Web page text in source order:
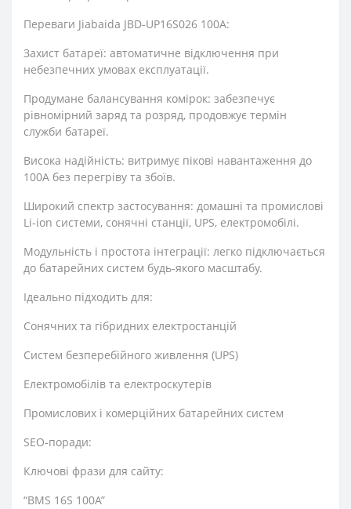
Переваги Jiabaida JBD-UP16S026 100A:
Захист батареї: автоматичне відключення при
небезпечних умовах експлуатації.
Продумане балансування комірок: забезпечує
рівномірний заряд та розряд, продовжує термін
служби батареї.
Висока надійність: витримує пікові навантаження до
100A без перегріву та збоїв.
Широкий спектр застосування: домашні та промислові
Li-ion системи, сонячні станції, UPS, електромобілі.
Модульність і простота інтеграції: легко підключається
до батарейних систем будь-якого масштабу.
Ідеально підходить для:
Сонячних та гібридних електростанцій
Систем безперебійного живлення (UPS)
Електромобілів та електроскутерів
Промислових і комерційних батарейних систем
SEO-поради:
Ключові фрази для сайту:
“BMS 16S 100A”